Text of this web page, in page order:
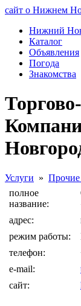
сайт о Нижнем
Нижний
Каталог
Объявления
Погода
Знакомства
Услуги » Прочие
полное
название:
адрес:
режим работы:
телефон:
e-mail:
сайт: